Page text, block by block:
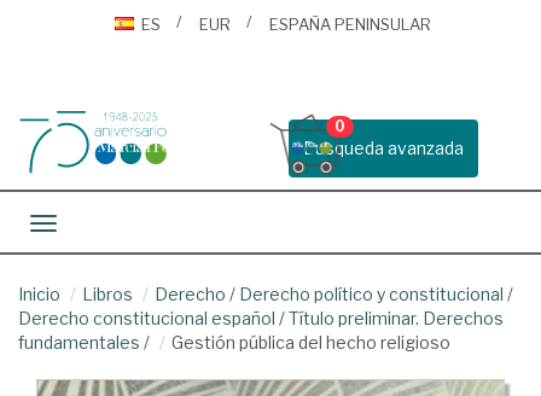
ES
EUR ESPAÑA PENINSULAR
Busqueda avanzada
0
Toggle navigation
Inicio Libros Derecho / Derecho político y constitucional /
Derecho constitucional español /Título preliminar. Derechos
fundamentales / Gestión pública del hecho religioso